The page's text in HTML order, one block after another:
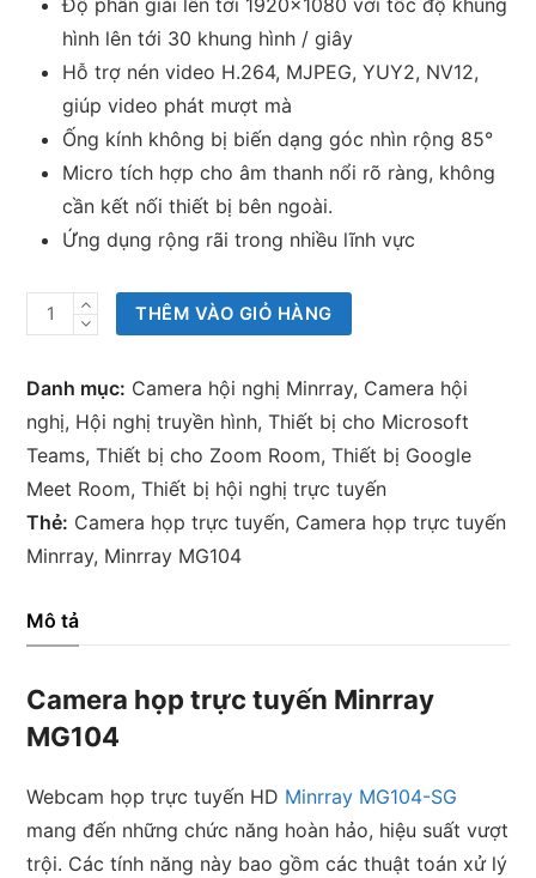
Độ phân giải lên tới 1920×1080 với tốc độ khung
hình lên tới 30 khung hình / giây
Hỗ trợ nén video H.264, MJPEG, YUY2, NV12,
giúp video phát mượt mà
Ống kính không bị biến dạng góc nhìn rộng 85°
Micro tích hợp cho âm thanh nổi rõ ràng, không
cần kết nối thiết bị bên ngoài.
Ứng dụng rộng rãi trong nhiều lĩnh vực
Camera
họp
trực
tuyến
Minrray
MG104
số
lượng
THÊM VÀO GIỎ HÀNG
Danh mục: Camera hội nghị Minrray, Camera hội
nghị, Hội nghị truyền hình,Thiết bị cho Microsoft
Teams,Thiết bị cho Zoom Room,Thiết bị Google
Meet Room,Thiết bị hội nghị trực tuyến
Thẻ: Camera họp trực tuyến, Camera họp trực tuyến
Minrray, Minrray MG104
Mô tả
Camera họp trực tuyến Minrray
MG104
Webcam họp trực tuyến HD Minrray MG104-SG
mang đến những chức năng hoàn hảo, hiệu suất vượt
trội. Các tính năng này bao gồm các thuật toán xử lý